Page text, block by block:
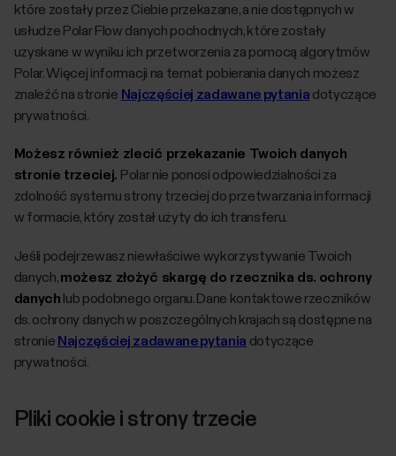
które zostały przez Ciebie przekazane, a nie dostępnych w
usłudze Polar Flow danych pochodnych, które zostały
uzyskane w wyniku ich przetworzenia za pomocą algorytmów
Polar. Więcej informacji na temat pobierania danych możesz
znaleźć na stronie Najczęściej zadawane pytania dotyczące
prywatności.
Możesz również zlecić przekazanie Twoich danych
stronie trzeciej. Polar nie ponosi odpowiedzialności za
zdolność systemu strony trzeciej do przetwarzania informacji
w formacie, który został użyty do ich transferu.
Jeśli podejrzewasz niewłaściwe wykorzystywanie Twoich
danych,możesz złożyć skargę do rzecznika ds. ochrony
danych lub podobnego organu. Dane kontaktowe rzeczników
ds. ochrony danych w poszczególnych krajach są dostępne na
stronie Najczęściej zadawane pytania dotyczące
prywatności.
Pliki cookie i strony trzecie